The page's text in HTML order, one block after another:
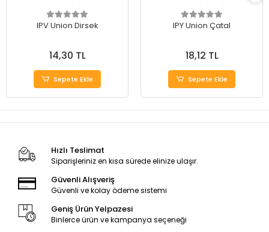
IPV Union Dirsek
14,30 TL
Sepete Ekle
IPY Union Çatal
18,12 TL
Sepete Ekle
Hızlı Teslimat
Siparişleriniz en kısa sürede elinize ulaşır.
Güvenli Alışveriş
Güvenli ve kolay ödeme sistemi
Geniş Ürün Yelpazesi
Binlerce ürün ve kampanya seçeneği